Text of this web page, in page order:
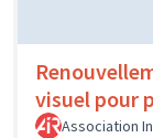
visuel pour
Association